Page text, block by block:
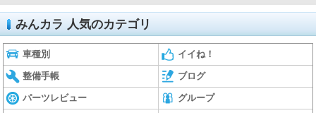
みんカラ 人気のカテゴリ
車種別 イイね！
整備手帳 ブログ
パーツレビュー グループ